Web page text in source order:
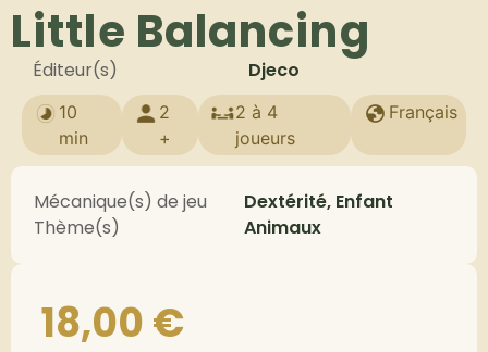
Little Balancing
Éditeur(s) Djeco
10
min
2
+
2 à 4
joueurs
Français
Mécanique(s) de jeu
Dextérité, Enfant
Thème(s)
Animaux
18,00€